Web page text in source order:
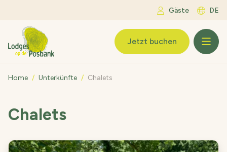
Gäste DE
LogoLodges op de Posbank
Jetzt buchen
Home / Unterkünfte / Chalets
Chalets